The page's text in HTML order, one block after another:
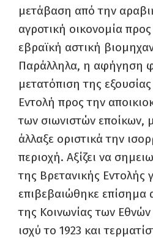
μετάβαση από την
αγροτική οικονομία
εβραϊκή αστική
Παράλληλα, η αφήγηση
μετατόπιση της
Εντολή προς την
των σιωνιστών εποίκων,
άλλαξε οριστικά την
περιοχή. Αξίζει να
της Βρετανικής Εντολής
επιβεβαιώθηκε επίσημα
της Κοινωνίας των
ισχύ το 1923 και